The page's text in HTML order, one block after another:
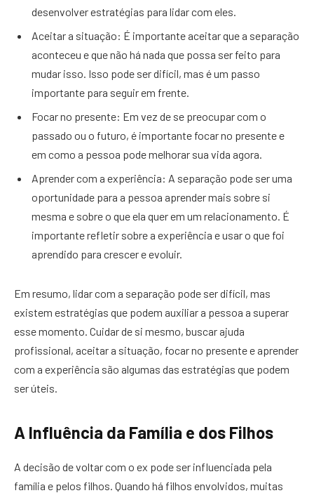
desenvolver estratégias para lidar com eles.
Aceitar a situação: É importante aceitar que a separação
aconteceu e que não há nada que possa ser feito para
mudar isso. Isso pode ser difícil, mas é um passo
importante para seguir em frente.
Focar no presente: Em vez de se preocupar com o
passado ou o futuro, é importante focar no presente e
em como a pessoa pode melhorar sua vida agora.
Aprender com a experiência: A separação pode ser uma
oportunidade para a pessoa aprender mais sobre si
mesma e sobre o que ela quer em um relacionamento. É
importante refletir sobre a experiência e usar o que foi
aprendido para crescer e evoluir.
Em resumo, lidar com a separação pode ser difícil, mas
existem estratégias que podem auxiliar a pessoa a superar
esse momento. Cuidar de si mesmo, buscar ajuda
profissional, aceitar a situação, focar no presente e aprender
com a experiência são algumas das estratégias que podem
ser úteis.
A Influência da Família e dos Filhos
A decisão de voltar com o ex pode ser influenciada pela
família e pelos filhos. Quando há filhos envolvidos, muitas